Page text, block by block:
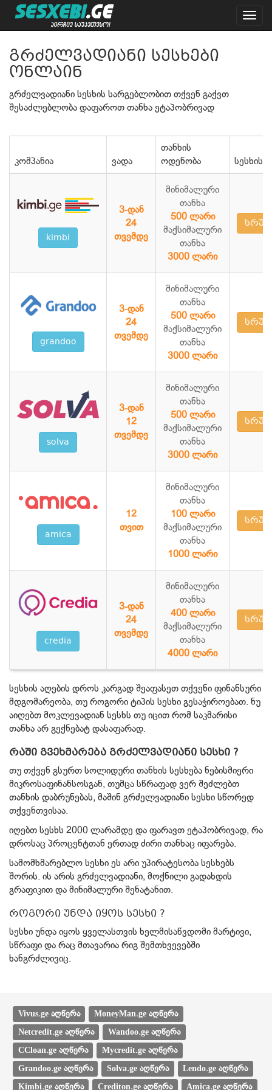
გრძელვადიანი სესხები
ონლაინ
გრძელვადიანი სესხის სარგებლობით თქვენ გაქვთ
შესაძლებლობა დაფაროთ თანხა ეტაპობრივად
კომპანია ვადა
თანხის
ოდენობა
სესხის
kimbi
3-დან
24
თვემდე
მინიმალური
თანხა
500 ლარი
მაქსიმალური
თანხა
3000 ლარი
grandoo
3-დან
24
თვემდე
მინიმალური
თანხა
500 ლარი
მაქსიმალური
თანხა
3000 ლარი
solva
3-დან
12
თვემდე
მინიმალური
თანხა
500 ლარი
მაქსიმალური
თანხა
3000 ლარი
amica
12
თვით
მინიმალური
თანხა
100 ლარი
მაქსიმალური
თანხა
1000 ლარი
credia
3-დან
24
თვემდე
მინიმალური
თანხა
400 ლარი
მაქსიმალური
თანხა
4000 ლარი
სესხის აღების დროს კარგად შეაფასეთ თქვენი ფინანსური
მდგომარეობა, თუ როგორი ტიპის სესხი გესაჭიროებათ. ნუ
აიღებთ მოკლევადიან სესხს თუ იცით რომ საკმარისი
თანხა არ გექნებატ დასაფარად.
რაში გვეხმარება გრძელვადიანი სესხი ?
თუ თქვენ გსურთ სოლიდური თანხის სესხება ნებისმიერი
მიკროსაფინანსოსგან, თუმცა სწრაფად ვერ შეძლებთ
თანხის დაბრუნებას, მაშინ გრძელვადიანი სესხი სწორედ
თქვენთვისაა.
იღებთ სესხს 2000 ლარამდე და ფარავთ ეტაპობრივად, რა
დროსაც პროცენტთან ერთად ძირი თანხაც იფარება.
სამომხმარებლო სესხი ეს არი უპირატესობა სესხებს
შორის. ის არის გრძელვადიანი, მოქნილი გადახდის
გრაფიკით და მინიმალური შენატანით.
როგორი უნდა იყოს სესხი ?
სესხი უნდა იყოს ყველასთვის ხელმისაწვდომი მარტივი,
სწრაფი და რაც მთავარია რიგ შემთხვევებში
ხანგრძლივიც.
Vivus.ge აღწერა
MoneyMan.ge აღწერა
Netcredit.ge აღწერა
Wandoo.ge აღწერა
CCloan.ge აღწერა
Mycredit.ge აღწერა
Grandoo.ge აღწერა
Solva.ge აღწერა
Lendo.ge აღწერა
Kimbi.ge აღწერა
Crediton.ge აღწერა Amica.ge აღწერა